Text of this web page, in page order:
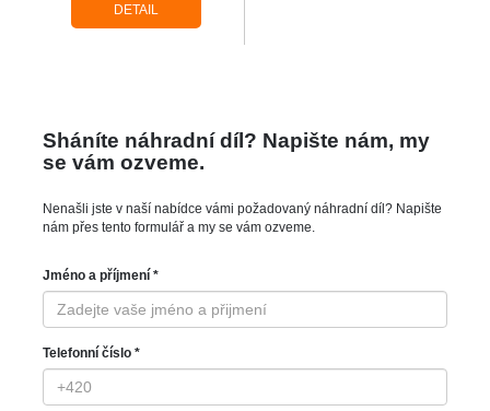
DETAIL
Sháníte náhradní díl? Napište nám, my
se vám ozveme.
Nenašli jste v naší nabídce vámi požadovaný náhradní díl? Napište
nám přes tento formulář a my se vám ozveme.
Jméno a příjmení *
Telefonní číslo *